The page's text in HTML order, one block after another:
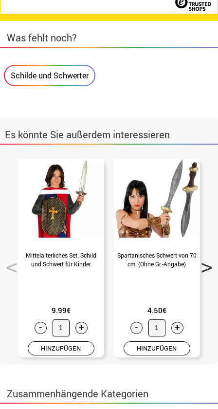
Was fehlt noch?
Schilde und Schwerter
Es könnte Sie außerdem interessieren
Mittelalterliches Set: Schild
und Schwert für Kinder
9.99€
- +
HINZUFÜGEN
Spartanisches Schwert von 70
cm. (Ohne Gr.-Angabe)
4.50€
- +
HINZUFÜGEN
Zusammenhängende Kategorien